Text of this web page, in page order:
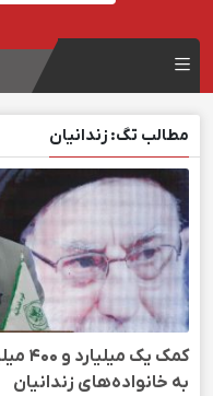
مطالب تگ: زندانیان
کمک
به خانواده‌های زندانیان